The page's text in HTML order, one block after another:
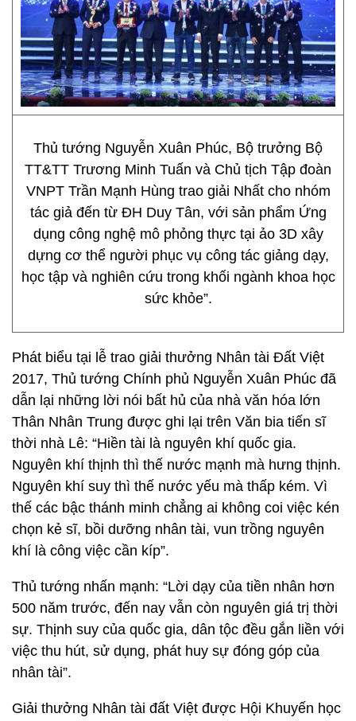
Thủ tướng Nguyễn Xuân Phúc, Bộ trưởng Bộ
TT&TT Trương Minh Tuấn và Chủ tịch Tập đoàn
VNPT Trần Mạnh Hùng trao giải Nhất cho nhóm
tác giả đến từ ĐH Duy Tân, với sản phẩm Ứng
dụng công nghệ mô phỏng thực tại ảo 3D xây
dựng cơ thể người phục vụ công tác giảng dạy,
học tập và nghiên cứu trong khối ngành khoa học
sức khỏe”.
Phát biểu tại lễ trao giải thưởng Nhân tài Đất Việt
2017, Thủ tướng Chính phủ Nguyễn Xuân Phúc đã
dẫn lại những lời nói bất hủ của nhà văn hóa lớn
Thân Nhân Trung được ghi lại trên Văn bia tiến sĩ
thời nhà Lê: “Hiền tài là nguyên khí quốc gia.
Nguyên khí thịnh thì thế nước mạnh mà hưng thịnh.
Nguyên khí suy thì thế nước yếu mà thấp kém. Vì
thế các bậc thánh minh chẳng ai không coi việc kén
chọn kẻ sĩ, bồi dưỡng nhân tài, vun trồng nguyên
khí là công việc cần kíp”.
Thủ tướng nhấn mạnh: “Lời dạy của tiền nhân hơn
500 năm trước, đến nay vẫn còn nguyên giá trị thời
sự. Thịnh suy của quốc gia, dân tộc đều gắn liền với
việc thu hút, sử dụng, phát huy sự đóng góp của
nhân tài”.
Giải thưởng Nhân tài đất Việt được Hội Khuyến học